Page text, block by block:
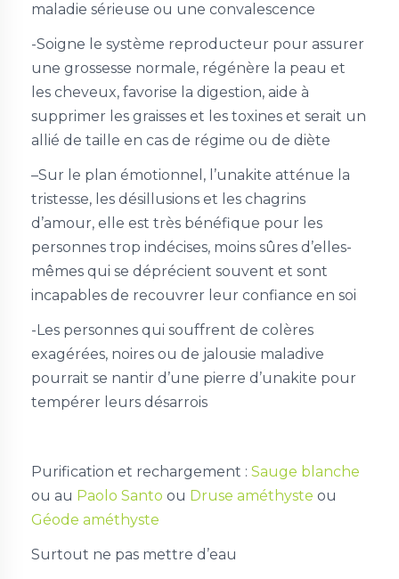
maladie sérieuse ou une convalescence
-Soigne le système reproducteur pour assurer
une grossesse normale, régénère la peau et
les cheveux, favorise la digestion, aide à
supprimer les graisses et les toxines et serait un
allié de taille en cas de régime ou de diète
–Sur le plan émotionnel, l’unakite atténue la
tristesse, les désillusions et les chagrins
d’amour, elle est très bénéfique pour les
personnes trop indécises, moins sûres d’elles-
mêmes qui se déprécient souvent et sont
incapables de recouvrer leur confiance en soi
-Les personnes qui souffrent de colères
exagérées, noires ou de jalousie maladive
pourrait se nantir d’une pierre d’unakite pour
tempérer leurs désarrois
Purification et rechargement : Sauge blanche
ou au Paolo Santo ou Druse améthyste ou
Géode améthyste
Surtout ne pas mettre d’eau